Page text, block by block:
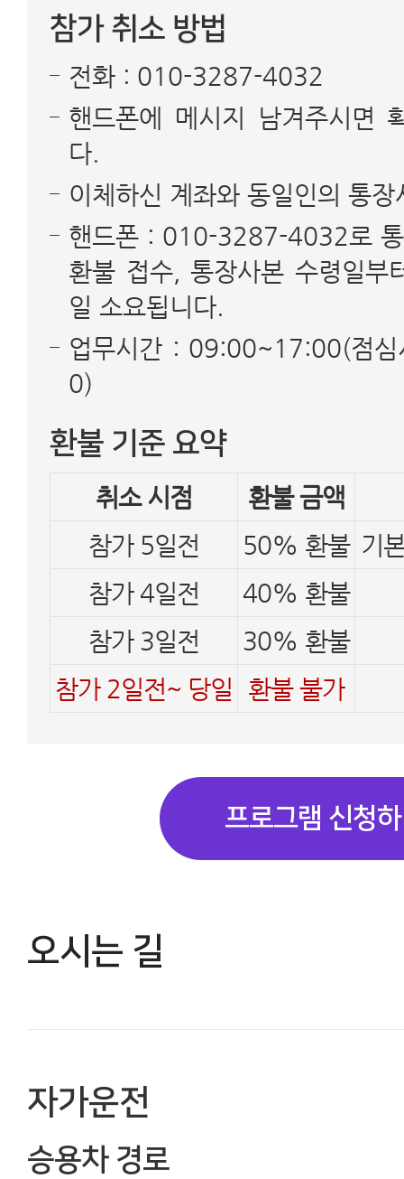
참가 취소 방법
전화 : 010-3287-4032
핸드폰에 메시지 남겨주시면
다.
이체하신 계좌와 동일인의 통장
핸드폰 : 010-3287-4032로 통
환불 접수, 통장사본 수령일부
일 소요됩니다.
업무시간 : 09:00~17:00(점
0)
환불 기준 요약
취소 시점
환불 금액
참가 5일전
50% 환불 기
참가 4일전
40% 환불
참가 3일전
30% 환불
참가 2일전~ 당일
환불 불가
프로그램 신청
오시는 길
자가운전
승용차 경로